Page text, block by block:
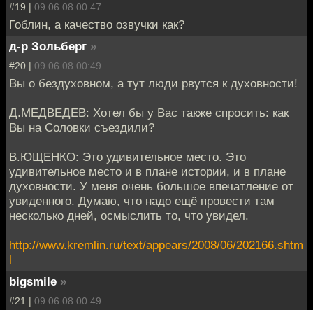
#19 | 09.06.08 00:47
Гоблин, а качество озвучки как?
д-р Зольберг »
#20 | 09.06.08 00:49
Вы о бездуховном, а тут люди рвутся к духовности!
Д.МЕДВЕДЕВ: Хотел бы у Вас также спросить: как
Вы на Соловки съездили?
В.ЮЩЕНКО: Это удивительное место. Это
удивительное место и в плане истории, и в плане
духовности. У меня очень большое впечатление от
увиденного. Думаю, что надо ещё провести там
несколько дней, осмыслить то, что увидел.
http://www.kremlin.ru/text/appears/2008/06/202166.shtm
l
bigsmile »
#21 | 09.06.08 00:49